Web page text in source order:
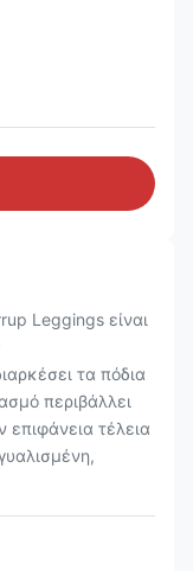
Leggings είναι
τα πόδια
περιβάλλει
τέλεια